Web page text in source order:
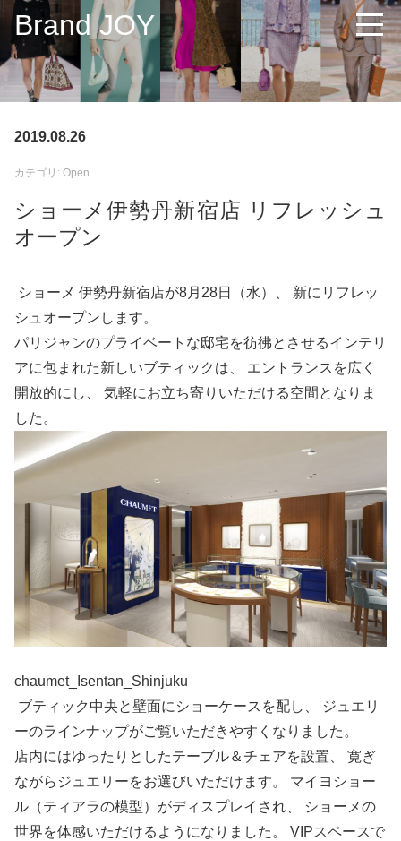
Brand JOY
2019.08.26
カテゴリ: Open
ショーメ伊勢丹新宿店 リフレッシュ
オープン
ショーメ 伊勢丹新宿店が8月28日（水）、 新にリフレッ
シュオープンします。
パリジャンのプライベートな邸宅を彷彿とさせるインテリ
アに包まれた新しいブティックは、 エントランスを広く
開放的にし、 気軽にお立ち寄りいただける空間となりま
した。
chaumet_Isentan_Shinjuku
ブティック中央と壁面にショーケースを配し、 ジュエリ
ーのラインナップがご覧いただきやすくなりました。
店内にはゆったりとしたテーブル＆チェアを設置、 寛ぎ
ながらジュエリーをお選びいただけます。 マイヨショー
ル（ティアラの模型）がディスプレイされ、 ショーメの
世界を体感いただけるようになりました。 VIPスペースで